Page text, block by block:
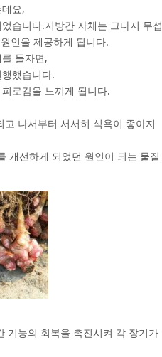
요,
습니다.지방간 자체는 그다지 무섭
인을 제공하게 됩니다.
들자면,
했습니다.
로감을 느끼게 됩니다.
나서부터 서서히 식욕이 좋아지
개선하게 되었던 원인이 되는 물질
기능의 회복을 촉진시켜 각 장기가